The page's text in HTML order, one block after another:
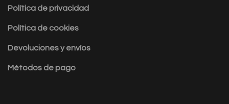
Política de privacidad
Política de cookies
Devoluciones y envíos
Métodos de pago